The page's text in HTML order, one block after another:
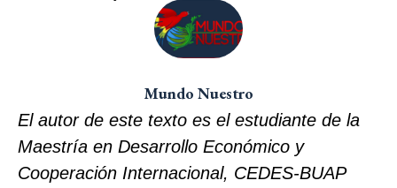
Mundo Nuestro
El autor de este texto es el estudiante de la
Maestría en Desarrollo Económico y
Cooperación Internacional, CEDES-BUAP